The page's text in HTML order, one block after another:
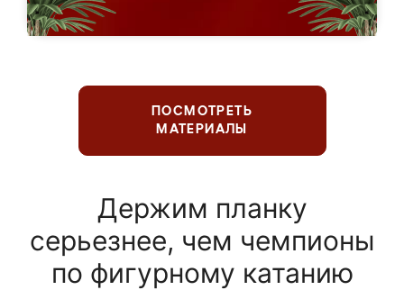
ПОСМОТРЕТЬ
МАТЕРИАЛЫ
Держим планку
серьезнее, чем чемпионы
по фигурному катанию